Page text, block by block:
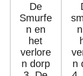
De
Smurfe
n en
het
verlore
n dorp
n